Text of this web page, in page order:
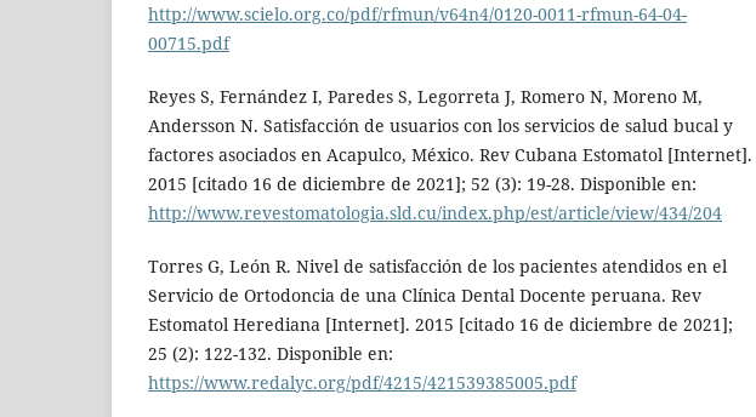
http://www.scielo.org.co/pdf/rfmun/v64n4/0120-0011-rfmun-64-04-
00715.pdf
Reyes S, Fernández I, Paredes S, Legorreta J, Romero N, Moreno M,
Andersson N. Satisfacción de usuarios con los servicios de salud bucal y
factores asociados en Acapulco, México. Rev Cubana Estomatol [Internet].
2015 [citado 16 de diciembre de 2021]; 52 (3): 19-28. Disponible en:
http://www.revestomatologia.sld.cu/index.php/est/article/view/434/204
Torres G, León R. Nivel de satisfacción de los pacientes atendidos en el
Servicio de Ortodoncia de una Clínica Dental Docente peruana. Rev
Estomatol Herediana [Internet]. 2015 [citado 16 de diciembre de 2021];
25 (2): 122-132. Disponible en:
https://www.redalyc.org/pdf/4215/421539385005.pdf